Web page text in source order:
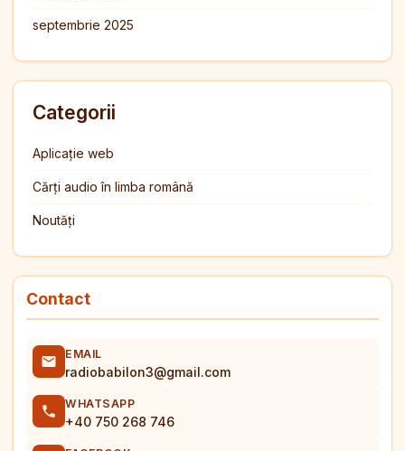
septembrie 2025
Categorii
Aplicație web
Cărți audio în limba română
Noutăți
Contact
EMAIL
radiobabilon3@gmail.com
WHATSAPP
+40 750 268 746